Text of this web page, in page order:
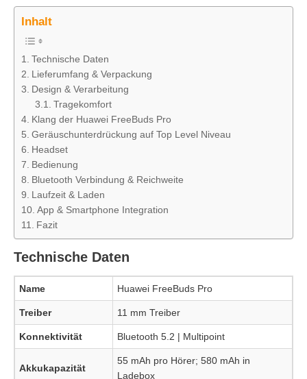
Inhalt
Technische Daten
Lieferumfang & Verpackung
Design & Verarbeitung
Tragekomfort
Klang der Huawei FreeBuds Pro
Geräuschunterdrückung auf Top Level Niveau
Headset
Bedienung
Bluetooth Verbindung & Reichweite
Laufzeit & Laden
App & Smartphone Integration
Fazit
Technische Daten
Name Huawei FreeBuds Pro
Treiber 11 mm Treiber
Konnektivität Bluetooth 5.2 | Multipoint
Akkukapazität
55 mAh pro Hörer; 580 mAh in
Ladebox